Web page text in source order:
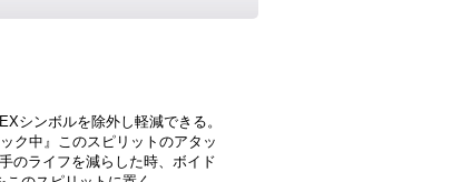
シンボルを除外し軽減できる。
ク中』このスピリットのアタッ
のライフを減らした時、ボイド